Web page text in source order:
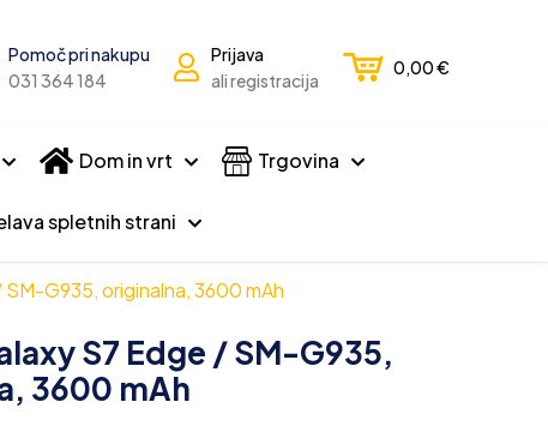
Pomoč pri nakupu
031 364 184
Prijava
ali registracija
0,00€
Dom in vrt Trgovina
spletnih strani
G935, originalna, 3600 mAh
S7 Edge / SM-G935,
3600 mAh